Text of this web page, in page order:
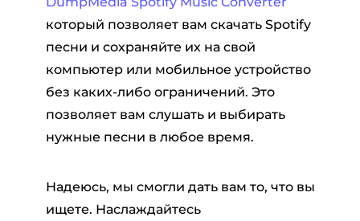
который позволяет вам скачать Spotify
песни и сохраняйте их на свой
компьютер или мобильное устройство
без каких-либо ограничений. Это
позволяет вам слушать и выбирать
нужные песни в любое время.
Надеюсь, мы смогли дать вам то, что вы
ищете. Наслаждайтесь